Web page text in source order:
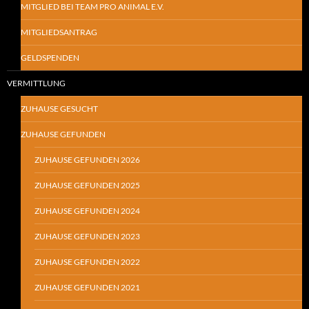
MITGLIED BEI TEAM PRO ANIMAL E.V.
MITGLIEDSANTRAG
GELDSPENDEN
VERMITTLUNG
ZUHAUSE GESUCHT
ZUHAUSE GEFUNDEN
ZUHAUSE GEFUNDEN 2026
ZUHAUSE GEFUNDEN 2025
ZUHAUSE GEFUNDEN 2024
ZUHAUSE GEFUNDEN 2023
ZUHAUSE GEFUNDEN 2022
ZUHAUSE GEFUNDEN 2021